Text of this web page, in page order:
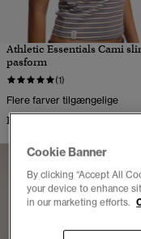
Athletic Essentials Cami
pasform
(1)
Flere farver tilgængelige
DKK 199,00
Cookie Banner
By clicking “Accept All
your device to enhance
in our marketing efforts.